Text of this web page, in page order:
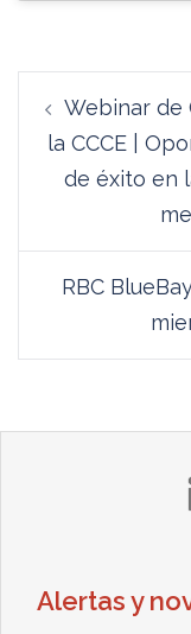
de
entradas
Webinar de
la CCCE |
de éxito en
RBC
Alertas y